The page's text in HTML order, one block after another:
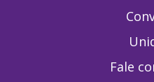
Fale